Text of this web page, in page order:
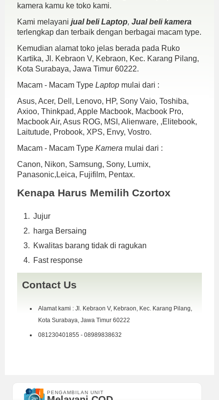
kamera kamu ke toko kami.
Kami melayani jual beli Laptop, Jual beli kamera
terlengkap dan terbaik dengan berbagai macam type.
Kemudian alamat toko jelas berada pada Ruko
Kartika, Jl. Kebraon V, Kebraon, Kec. Karang Pilang,
Kota Surabaya, Jawa Timur 60222.
Macam - Macam Type Laptop mulai dari :
Asus, Acer, Dell, Lenovo, HP, Sony Vaio, Toshiba,
Axioo, Thinkpad, Apple Macbook, Macbook Pro,
Macbook Air, Asus ROG, MSI, Alienware, ,Elitebook,
Laitutude, Probook, XPS, Envy, Vostro.
Macam - Macam Type Kamera mulai dari :
Canon, Nikon, Samsung, Sony, Lumix,
Panasonic,Leica, Fujifilm, Pentax.
Kenapa Harus Memilih Czortox
Jujur
harga Bersaing
Kwalitas barang tidak di ragukan
Fast response
Contact Us
Alamat kami : Jl. Kebraon V, Kebraon, Kec. Karang Pilang,
Kota Surabaya, Jawa Timur 60222
081230401855 - 08989838632
PENGAMBILAN UNIT